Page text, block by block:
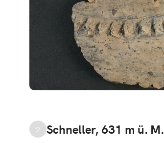
2 Schneller, 631 m ü. M.